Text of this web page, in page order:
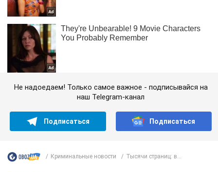
Не надоедаем! Только самое важное - подписывайся на
наш Telegram-канал
Подписаться Подписаться
Криминальные новости Тысячи страниц: в...